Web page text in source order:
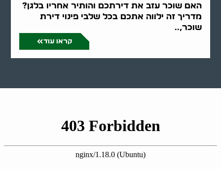
האם שוכר עזב את דירתכם והותיר אחריו בלגן?
מדריך זה ילווה אתכם בכל שלבי פינוי דירת
שוכר,..
קראו עוד